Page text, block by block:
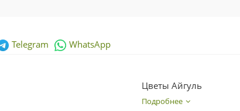
Telegram WhatsApp
Цветы Айгуль
Подробнее